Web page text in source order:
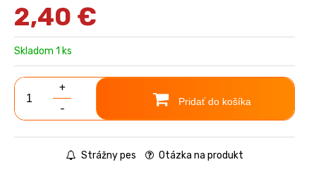
2,40 €
Skladom 1 ks
+
-
Pridať do košíka
Strážny pes Otázka na produkt